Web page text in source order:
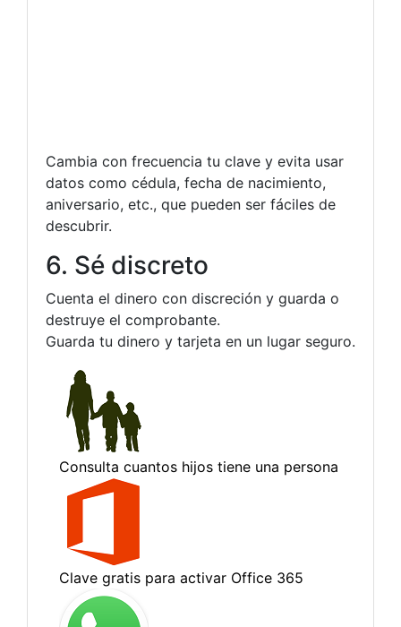
Cambia con frecuencia tu clave y evita usar
datos como cédula, fecha de nacimiento,
aniversario, etc., que pueden ser fáciles de
descubrir.
6. Sé discreto
Cuenta el dinero con discreción y guarda o
destruye el comprobante.
Guarda tu dinero y tarjeta en un lugar seguro.